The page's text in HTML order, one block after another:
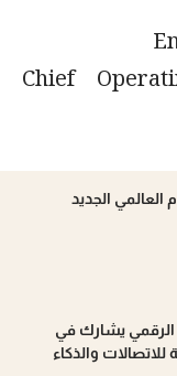
Chief
العالمي الجديد
الرقمي يشارك في
للاتصالات والذكاء